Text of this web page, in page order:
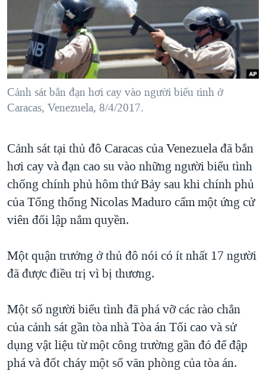
NGƯỜI VIỆT HẢI NGOẠI
ĐỜI SỐNG
KINH TẾ
KHOA HỌC
SỨC KHOẺ
GIÁO DỤC
HÀNH TRÌNH BẦU CỬ 2024
MỘT NĂM CHIẾN TRANH TẠI DẢI GAZA
GIẢI MÃ VÀNH ĐAI & CON ĐƯỜNG
NGÀY TỊ NẠN THẾ GIỚI
TRỊNH VĨNH BÌNH - NGƯỜI HẠ 'BÊN THẮNG CUỘC'
CHI PHÍ CHIẾN TRANH AFGHANISTAN
CÁC GIÁ TRỊ CỘNG HÒA Ở VIỆT NAM
THƯỢNG ĐỈNH TRUMP-KIM TẠI VIỆT NAM
TRỊNH VĨNH BÌNH VS. CHÍNH PHỦ VIỆT NAM
BÊN KIA QUỐC LỘ: TIẾNG VỌNG TỪ NÔNG THÔN MỸ
QUAN HỆ VIỆT MỸ
VIDEO
NGHE
MẠNG XÃ HỘI
Cảnh sát bắn đạn hơi cay vào người biểu tình ở
Caracas, Venezuela, 8/4/2017.
Cảnh sát tại thủ đô Caracas của Venezuela đã bắn
hơi cay và đạn cao su vào những người biểu tình
chống chính phủ hôm thứ Bảy sau khi chính phủ
của Tổng thống Nicolas Maduro cấm một ứng cử
viên đối lập nắm quyền.
Một quận trưởng ở thủ đô nói có ít nhất 17 người
đã được điều trị vì bị thương.
Một số người biểu tình đã phá vỡ các rào chắn
của cảnh sát gần tòa nhà Tòa án Tối cao và sử
dụng vật liệu từ một công trường gần đó để đập
phá và đốt cháy một số văn phòng của tòa án.